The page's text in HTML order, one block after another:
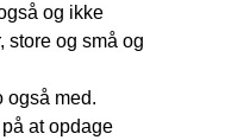
og ikke
store og små og
også med.
at opdage